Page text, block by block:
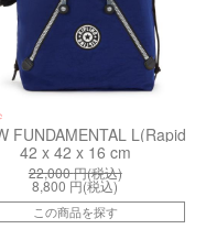
FUNDAMENTAL L(Rapid
42 x 42 x 16 cm
22,000円(税込)
8,800 円(税込)
この商品を探す